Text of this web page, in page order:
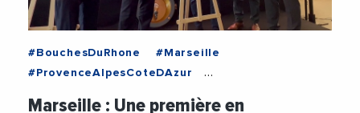
#BouchesDuRhone
#Marseille
#ProvenceAlpesCoteDAzur
Marseille : Une première en